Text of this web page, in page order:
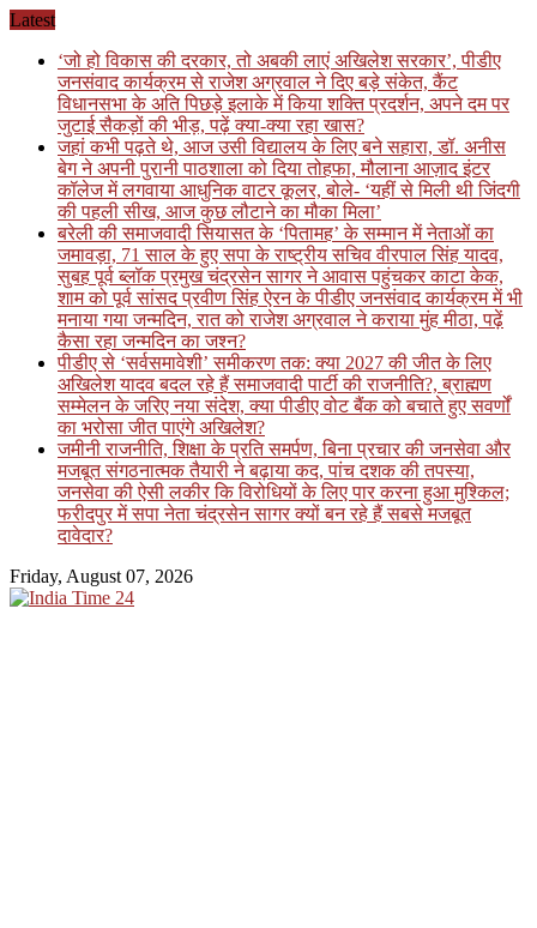
Skip
content
Latest
‘जो हो विकास की दरकार, तो अबकी लाएं अखिलेश सरकार’, पीडीए
जनसंवाद कार्यक्रम से राजेश अग्रवाल ने दिए बड़े संकेत, कैंट
विधानसभा के अति पिछड़े इलाके में किया शक्ति प्रदर्शन, अपने दम पर
जुटाई सैकड़ों की भीड़, पढ़ें क्या-क्या रहा खास?
जहां कभी पढ़ते थे, आज उसी विद्यालय के लिए बने सहारा, डॉ. अनीस
बेग ने अपनी पुरानी पाठशाला को दिया तोहफा, मौलाना आज़ाद इंटर
कॉलेज में लगवाया आधुनिक वाटर कूलर, बोले- ‘यहीं से मिली थी जिंदगी
की पहली सीख, आज कुछ लौटाने का मौका मिला’
बरेली की समाजवादी सियासत के ‘पितामह’ के सम्मान में नेताओं का
जमावड़ा, 71 साल के हुए सपा के राष्ट्रीय सचिव वीरपाल सिंह यादव,
सुबह पूर्व ब्लॉक प्रमुख चंद्रसेन सागर ने आवास पहुंचकर काटा केक,
शाम को पूर्व सांसद प्रवीण सिंह ऐरन के पीडीए जनसंवाद कार्यक्रम में भी
मनाया गया जन्मदिन, रात को राजेश अग्रवाल ने कराया मुंह मीठा, पढ़ें
कैसा रहा जन्मदिन का जश्न?
पीडीए से ‘सर्वसमावेशी’ समीकरण तक: क्या 2027 की जीत के लिए
अखिलेश यादव बदल रहे हैं समाजवादी पार्टी की राजनीति?, ब्राह्मण
सम्मेलन के जरिए नया संदेश, क्या पीडीए वोट बैंक को बचाते हुए सवर्णों
का भरोसा जीत पाएंगे अखिलेश?
जमीनी राजनीति, शिक्षा के प्रति समर्पण, बिना प्रचार की जनसेवा और
मजबूत संगठनात्मक तैयारी ने बढ़ाया कद, पांच दशक की तपस्या,
जनसेवा की ऐसी लकीर कि विरोधियों के लिए पार करना हुआ मुश्किल;
फरीदपुर में सपा नेता चंद्रसेन सागर क्यों बन रहे हैं सबसे मजबूत
दावेदार?
Friday, August 07, 2026